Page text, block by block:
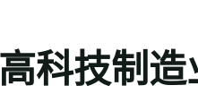
高科技制